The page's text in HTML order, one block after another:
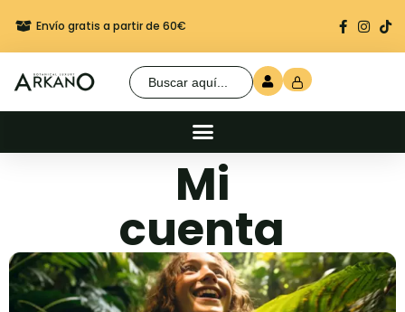
Envío gratis a partir de 60€ Regalo seguro en cada
Buscar:
Mi
cuenta